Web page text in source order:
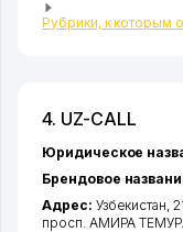
Рубрики, к которым
4. UZ-CALL
Юридическое
Брендовое
Адрес: Узбекистан,
просп. АМИРА